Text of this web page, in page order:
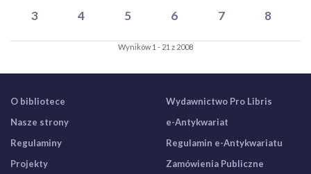
3 4 5 6 7 8
Wyników 1 - 21 z 2008
O bibliotece
Nasze strony
Regulaminy
Projekty
Wydawnictwo Pro Libris
e-Antykwariat
Regulamin e-Antykwariatu
Zamówienia Publiczne